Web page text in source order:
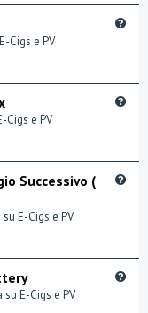
i
Cigs e PV
Cigs e PV
i
Successivo (
E-Cigs e PV
E-Cigs e PV